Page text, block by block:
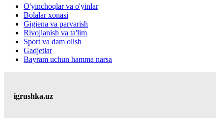
O'yinchoqlar va o'yinlar
Bolalar xonasi
Gigiena va parvarish
Rivojlanish va ta'lim
Sport va dam olish
Gadjetlar
Bayram uchun hamma narsa
igrushka.uz